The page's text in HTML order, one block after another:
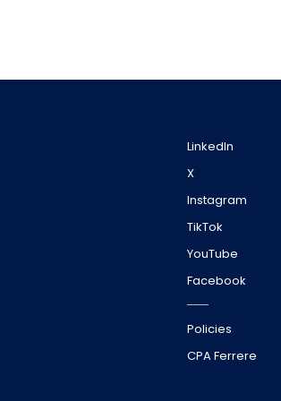
LinkedIn
X
Instagram
TikTok
YouTube
Facebook
Policies
CPA Ferrere